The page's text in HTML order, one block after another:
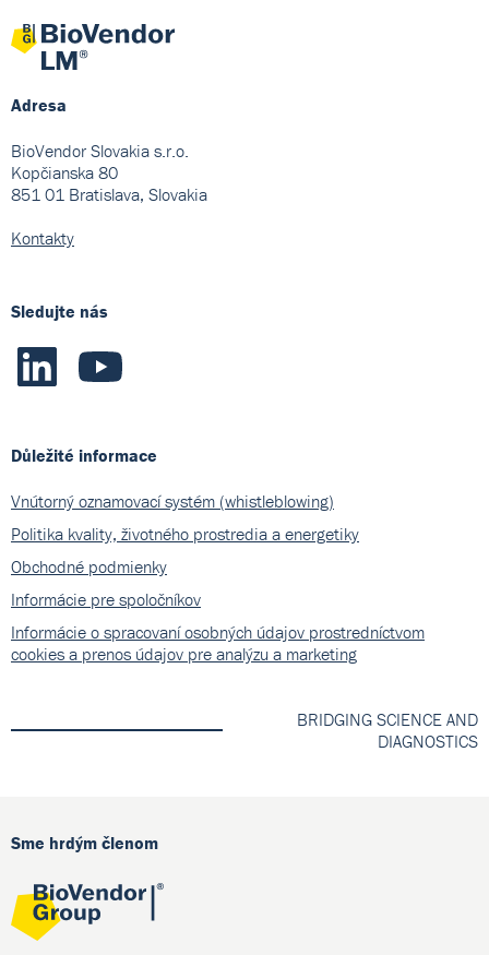
Adresa
BioVendor Slovakia s.r.o.
Kopčianska 80
851 01 Bratislava, Slovakia
Kontakty
Sledujte nás
Důležité informace
Vnútorný oznamovací systém (whistleblowing)
Politika kvality, životného prostredia a energetiky
Obchodné podmienky
Informácie pre spoločníkov
Informácie o spracovaní osobných údajov prostredníctvom
cookies a prenos údajov pre analýzu a marketing
BRIDGING SCIENCE AND
DIAGNOSTICS
Sme hrdým členom